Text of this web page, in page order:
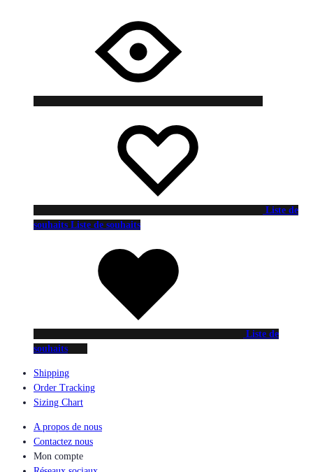
Liste de
souhaits Liste de souhaits
Liste de
souhaits
Shipping
Order Tracking
Sizing Chart
A propos de nous
Contactez nous
Mon compte